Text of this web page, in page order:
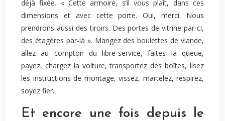
déjà fixée. « Cette armoire, s’il vous plaît, dans ces
dimensions et avec cette porte. Oui, merci. Nous
prendrons aussi des tiroirs. Des portes de vitrine par-ci,
des étagères par-là ». Mangez des boulettes de viande,
allez au comptoir du libre-service, faites la queue,
payez, chargez la voiture, transportez des boîtes, lisez
les instructions de montage, vissez, martelez, respirez,
soyez fier.
Et encore une fois depuis le